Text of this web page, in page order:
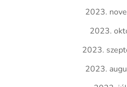
2023.
2023.
2023.
2023.